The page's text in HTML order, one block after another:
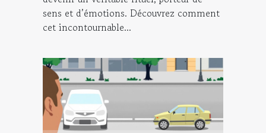
sens et d’émotions. Découvrez comment
cet incontournable...